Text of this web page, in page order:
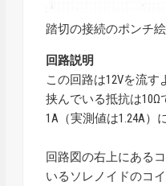
踏切の接続のポンチ絵
回路説明
この回路は12Vを流
挟んでいる抵抗は
1A（実測値は1.24A）
回路図の右上にある
いるソレノイドのコイ